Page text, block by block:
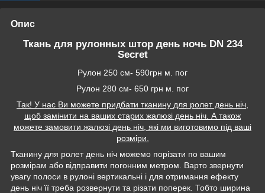
Опис
Ткань для рулонных штор день ночь DN 234
Secret
Рулон 250 см- 590грн м. пог
Рулон 280 см- 650 грн м. пог
Так! У нас Ви можете придбати тканину для ролет день ніч,
щоб замінити на ваших старих жалюзі день ніч. А також
можете замовити жалюзі день ніч, які ми виготовимо під ваші
розміри.
Тканину для ролет день ніч можемо порізати по вашим
розмірам або відправити погонним метром. Варто звернути
увагу полоси в рулоні вертикальні і для отримання ефекту
день ніч її треба розвернути та різати поперек. Тобто ширина